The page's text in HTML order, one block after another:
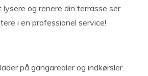
og renere din terrasse ser
i en professionel service!
på gangarealer og indkørsler.